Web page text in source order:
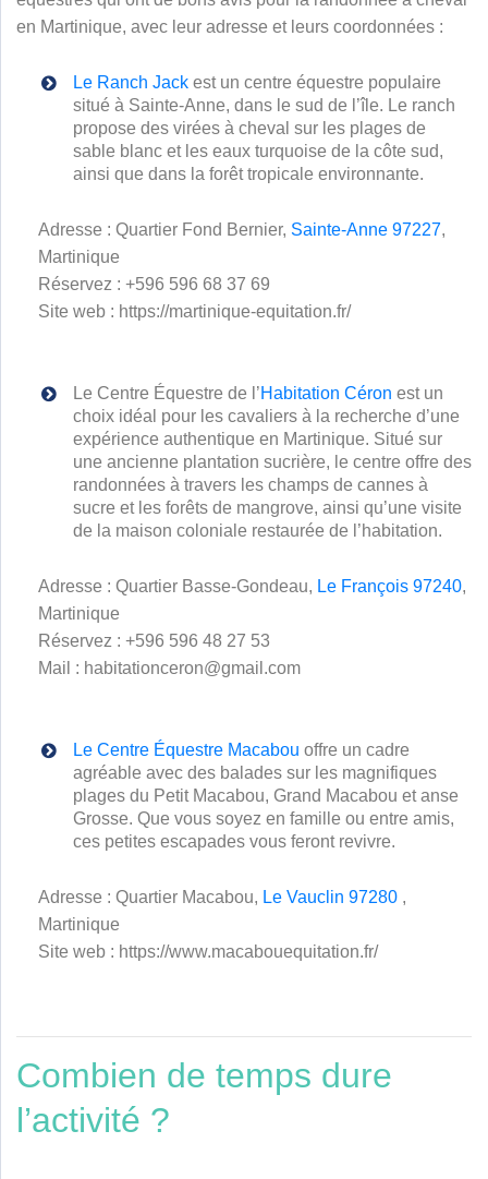
en Martinique, avec leur adresse et leurs coordonnées :
Le Ranch Jack est un centre équestre populaire
situé à Sainte-Anne, dans le sud de l’île. Le ranch
propose des virées à cheval sur les plages de
sable blanc et les eaux turquoise de la côte sud,
ainsi que dans la forêt tropicale environnante.
Adresse : Quartier Fond Bernier, Sainte-Anne 97227,
Martinique
Réservez : +596 596 68 37 69
Site web : https://martinique-equitation.fr/
Le Centre Équestre de l’Habitation Céron est un
choix idéal pour les cavaliers à la recherche d’une
expérience authentique en Martinique. Situé sur
une ancienne plantation sucrière, le centre offre des
randonnées à travers les champs de cannes à
sucre et les forêts de mangrove, ainsi qu’une visite
de la maison coloniale restaurée de l’habitation.
Adresse : Quartier Basse-Gondeau, Le François 97240,
Martinique
Réservez : +596 596 48 27 53
Mail : habitationceron@gmail.com
Le Centre Équestre Macabou offre un cadre
agréable avec des balades sur les magnifiques
plages du Petit Macabou, Grand Macabou et anse
Grosse. Que vous soyez en famille ou entre amis,
ces petites escapades vous feront revivre.
Adresse : Quartier Macabou, Le Vauclin 97280 ,
Martinique
Site web : https://www.macabouequitation.fr/
Combien de temps dure
l’activité ?